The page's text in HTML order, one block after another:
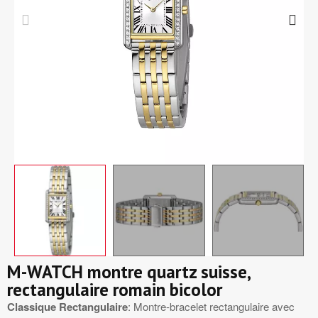
M-WATCH montre quartz suisse,
rectangulaire romain bicolor
Classique Rectangulaire: Montre-bracelet rectangulaire avec